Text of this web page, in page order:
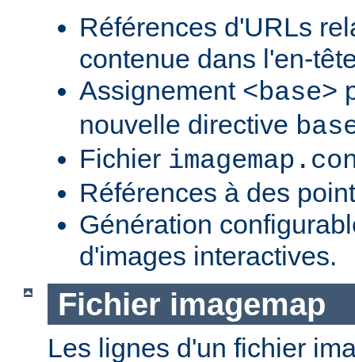
Références d'URLs
contenue dans l'en-
Assignement <base>
nouvelle directive
Fichier
Références à des
Génération
d'images interactives.
Fichier imagemap
Les lignes d'un fichier